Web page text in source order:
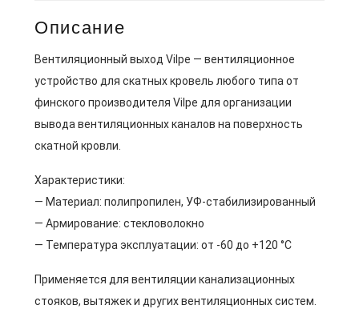
Описание
Вентиляционный выход Vilpe — вентиляционное
устройство для скатных кровель любого типа от
финского производителя Vilpe для организации
вывода вентиляционных каналов на поверхность
скатной кровли.
Характеристики:
— Материал: полипропилен, УФ-стабилизированный
— Армирование: стекловолокно
— Температура эксплуатации: от -60 до +120 °C
Применяется для вентиляции канализационных
стояков, вытяжек и других вентиляционных систем.